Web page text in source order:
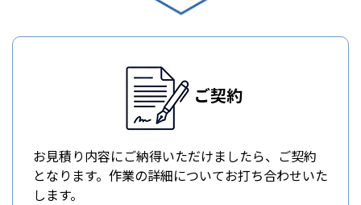
ご契約
お見積り内容にご納得いただけましたら、ご契約
となります。作業の詳細についてお打ち合わせいた
します。